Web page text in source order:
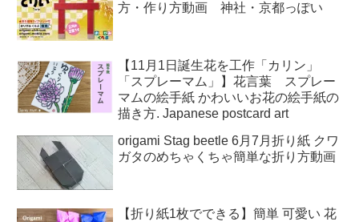
方・作り方動画 神社・京都っぽい
【11月1日誕生花を工作「カリン」
「スプレーマム」】花言葉 スプレー
マムの絵手紙 かわいいお花の絵手紙の
描き方. Japanese postcard art
origami Stag beetle 6月7月折り紙 クワ
ガタのめちゃくちゃ簡単な折り方動画
【折り紙1枚でできる】簡単 可愛い 花